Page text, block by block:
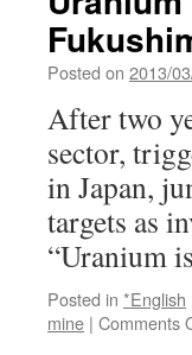
Posted on 2013/
After two
sector,
in Japan,
targets as
“Uranium
Posted in *English
mine | Comments